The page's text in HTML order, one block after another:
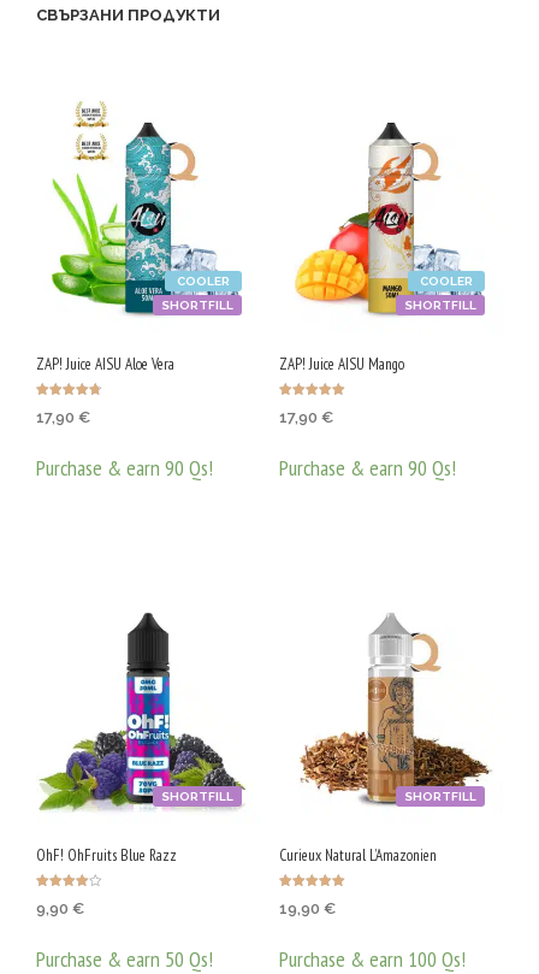
СВЪРЗАНИ ПРОДУКТИ
SHORTFILL
COOLER
ZAP! Juice AISU Aloe Vera
4.75
17,90 €
Purchase & earn 90 Qs!
SHORTFILL
COOLER
ZAP! Juice AISU Mango
5.00
17,90 €
Purchase & earn 90 Qs!
SHORTFILL
OhF! OhFruits Blue Razz
4.00
9,90 €
Purchase & earn 50 Qs!
SHORTFILL
Curieux Natural L’Amazonien
5.00
19,90 €
Purchase & earn 100 Qs!